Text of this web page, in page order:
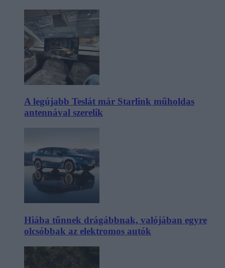
A legújabb Teslát már Starlink műholdas
antennával szerelik
Hiába tűnnek drágábbnak, valójában egyre
olcsóbbak az elektromos autók